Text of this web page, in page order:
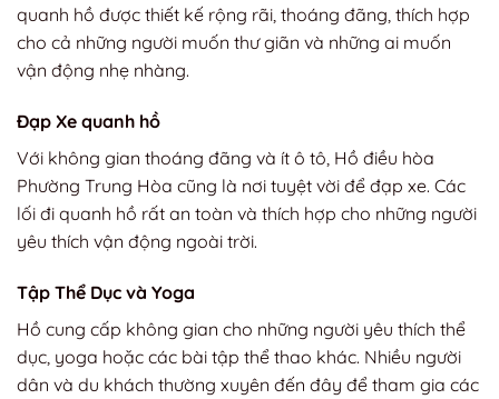
quanh hồ được thiết kế rộng rãi, thoáng đãng, thích hợp
cho cả những người muốn thư giãn và những ai muốn
vận động nhẹ nhàng.
Đạp Xe quanh hồ
Với không gian thoáng đãng và ít ô tô, Hồ điều hòa
Phường Trung Hòa cũng là nơi tuyệt vời để đạp xe. Các
lối đi quanh hồ rất an toàn và thích hợp cho những người
yêu thích vận động ngoài trời.
Tập Thể Dục và Yoga
Hồ cung cấp không gian cho những người yêu thích thể
dục, yoga hoặc các bài tập thể thao khác. Nhiều người
dân và du khách thường xuyên đến đây để tham gia các